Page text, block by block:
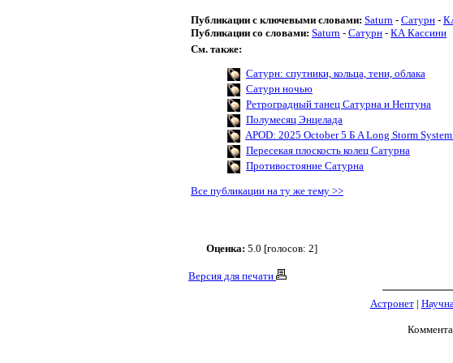
Публикации с ключевыми словами: Saturn - Сатурн -
Публикации со словами: Saturn - Сатурн - КА Кассини
См. также:
Сатурн: спутники, кольца, тени, облака
Сатурн ночью
Ретроградный танец Сатурна и Нептуна
Полумесяц Энцелада
APOD: 2025 October 5 Б A Long Storm
Пересекая плоскость колец Сатурна
Противостояние Сатурна
Все публикации на ту же тему >>
Оценка: 5.0 [голосов: 2]
Версия для печати
Астронет|